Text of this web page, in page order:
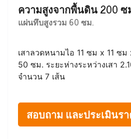
ความสูงจากพื้นดิน 200 ซ
แผ่นทึบสูงรวม 60 ซม.
เสาลวดหนามไอ 11 ซม x 11 ซ
50 ซม. ระยะห่างระหว่างเสา
จำนวน 7 เส้น
สอบถาม และประเมินร